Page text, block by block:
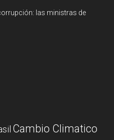
las ministras de
Cambio Climatico